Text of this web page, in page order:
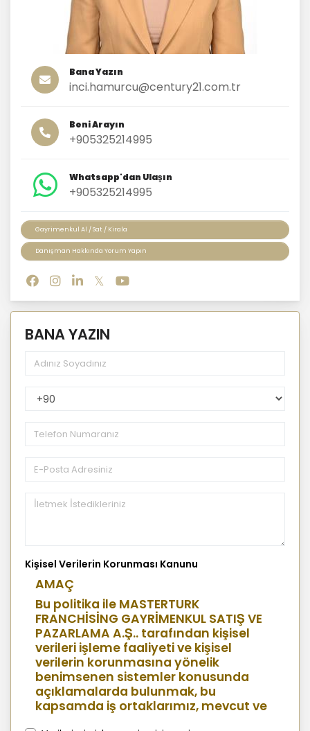
Bana Yazın
inci.hamurcu@century21.com.tr
Beni Arayın
+905325214995
Whatsapp'dan Ulaşın
+905325214995
Gayrimenkul Al / Sat / Kirala
Danışman Hakkında Yorum Yapın
BANA YAZIN
PhoneNumberCountryPhoneCode
Kişisel Verilerin Korunması Kanunu
AMAÇ
Bu politika ile MASTERTURK
FRANCHİSİNG GAYRİMENKUL SATIŞ VE
PAZARLAMA A.Ş.. tarafından kişisel
verileri işleme faaliyeti ve kişisel
verilerin korunmasına yönelik
benimsenen sistemler konusunda
açıklamalarda bulunmak, bu
kapsamda iş ortaklarımız, mevcut ve